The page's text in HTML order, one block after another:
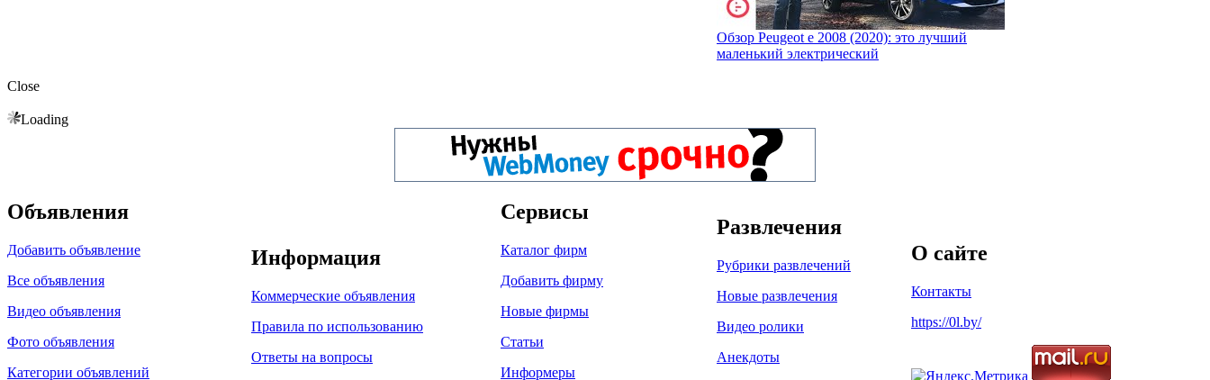
Обзор Peugeot e 2008 (2020): это лучший
маленький электрический
Close
Loading
Объявления
Добавить объявление
Все объявления
Видео объявления
Фото объявления
Категории объявлений
Информация
Коммерческие объявления
Правила по использованию
Ответы на вопросы
Сервисы
Каталог фирм
Добавить фирму
Новые фирмы
Статьи
Информеры
Развлечения
Рубрики развлечений
Новые развлечения
Видео ролики
Анекдоты
О сайте
Контакты
https://0l.by/